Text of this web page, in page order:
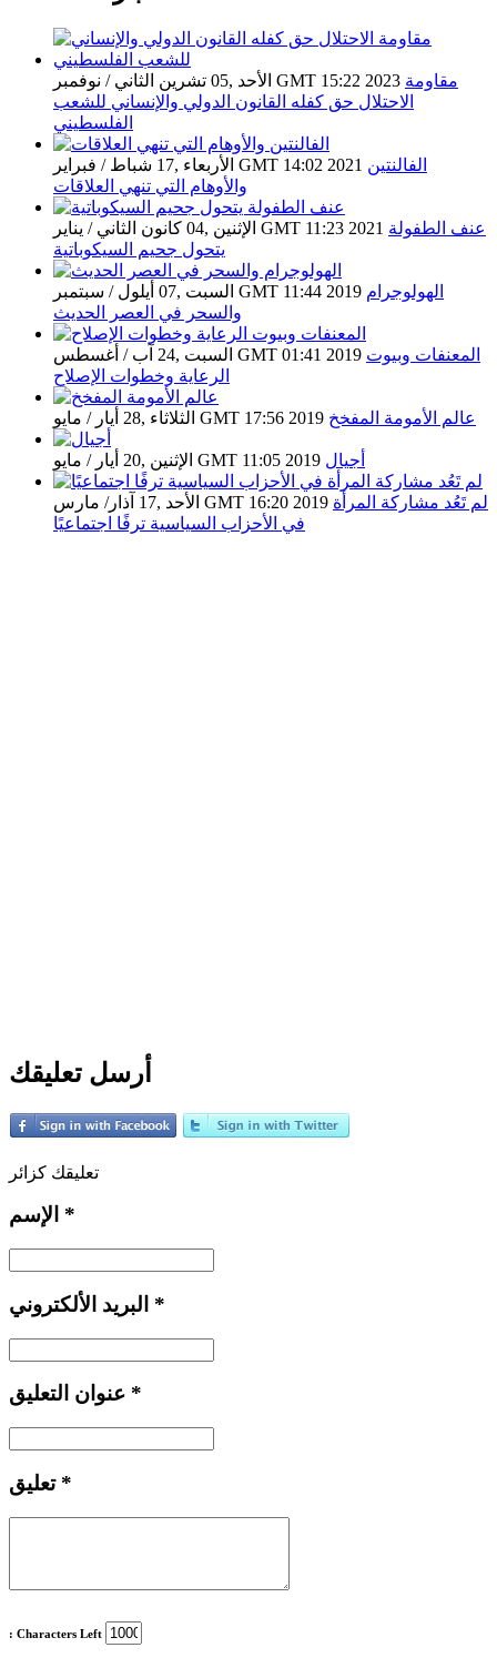
الأحد ,05 تشرين الثاني / نوفمبر GMT 15:22 2023 مقاومة
الاحتلال حق كفله القانون الدولي والإنساني للشعب
الفلسطيني
الأربعاء ,17 شباط / فبراير GMT 14:02 2021 الفالنتين
والأوهام التي تنهي العلاقات
الإثنين ,04 كانون الثاني / يناير GMT 11:23 2021 عنف الطفولة
يتحول جحيم السيكوباتية
السبت ,07 أيلول / سبتمبر GMT 11:44 2019 الهولوجرام
والسحر في العصر الحديث
السبت ,24 آب / أغسطس GMT 01:41 2019 المعنفات وبيوت
الرعاية وخطوات الإصلاح
الثلاثاء ,28 أيار / مايو GMT 17:56 2019 عالم الأمومة المفخخ
الإثنين ,20 أيار / مايو GMT 11:05 2019 أجيال
الأحد ,17 آذار/ مارس GMT 16:20 2019 لم تَعُد مشاركة المرأة
في الأحزاب السياسية ترفًا اجتماعيًا
أرسل تعليقك
تعليقك كزائر
*
*
*
تعليق *
: Characters Left